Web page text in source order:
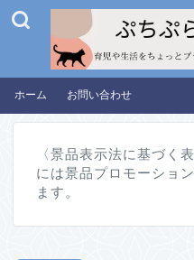
ホーム お問い合わせ
〈景品表示法に基づく
には景品プロモーショ
ます。